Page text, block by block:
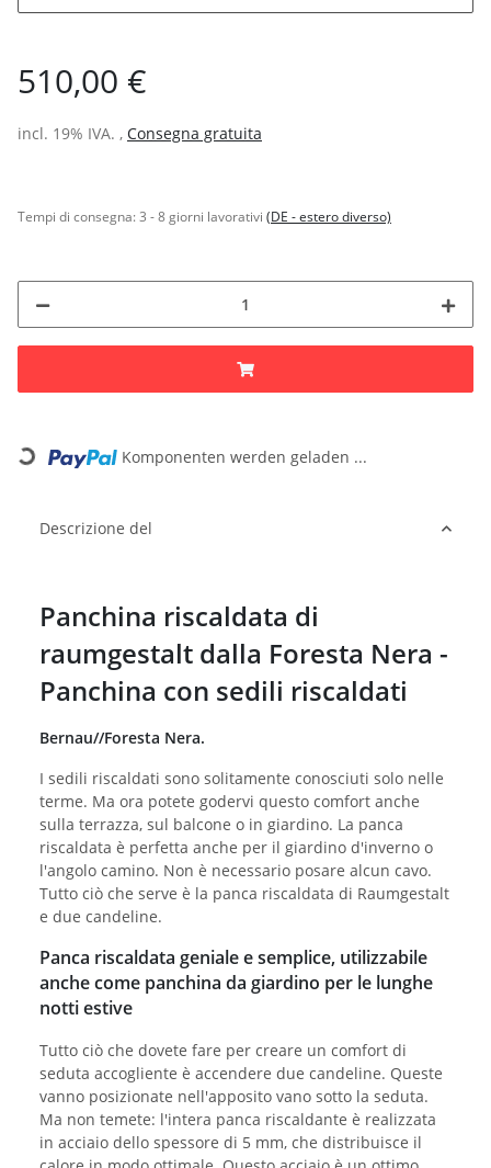
510,00 €
incl. 19% IVA. , Consegna gratuita
Tempi di consegna:3 - 8 giorni lavorativi (DE - estero diverso)
Loading... Komponenten werden geladen ...
Descrizione del
Panchina riscaldata di
raumgestalt dalla Foresta Nera -
Panchina con sedili riscaldati
Bernau//Foresta Nera.
I sedili riscaldati sono solitamente conosciuti solo nelle
terme. Ma ora potete godervi questo comfort anche
sulla terrazza, sul balcone o in giardino. La panca
riscaldata è perfetta anche per il giardino d'inverno o
l'angolo camino. Non è necessario posare alcun cavo.
Tutto ciò che serve è la panca riscaldata di Raumgestalt
e due candeline.
Panca riscaldata geniale e semplice, utilizzabile
anche come panchina da giardino per le lunghe
notti estive
Tutto ciò che dovete fare per creare un comfort di
seduta accogliente è accendere due candeline. Queste
vanno posizionate nell'apposito vano sotto la seduta.
Ma non temete: l'intera panca riscaldante è realizzata
in acciaio dello spessore di 5 mm, che distribuisce il